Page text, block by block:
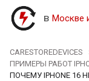
в Москве
CARESTOREDEVICES
ПРИМЕРЫ РАБОТ
ПОЧЕМУ IPHONE 16